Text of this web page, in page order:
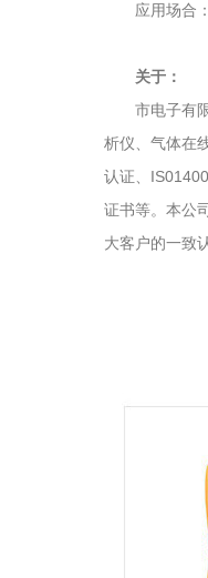
应用场合：
关于：
市电子有限
析仪、气体在
认证、
证书等。本公
大客户的一致